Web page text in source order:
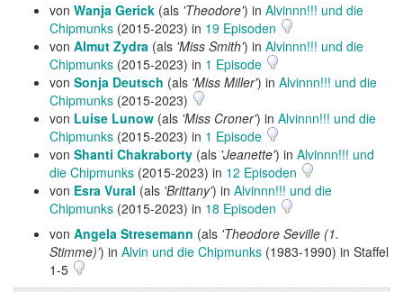
von Wanja Gerick (als 'Theodore') in Alvinnn!!! und die
Chipmunks (2015-2023) in 19 Episoden
von Almut Zydra (als 'Miss Smith') in Alvinnn!!! und die
Chipmunks (2015-2023) in 1 Episode
von Sonja Deutsch (als 'Miss Miller') in Alvinnn!!! und die
Chipmunks (2015-2023)
von Luise Lunow (als 'Miss Croner') in Alvinnn!!! und die
Chipmunks (2015-2023) in 1 Episode
von Shanti Chakraborty (als 'Jeanette') in Alvinnn!!! und
die Chipmunks (2015-2023) in 12 Episoden
von Esra Vural (als 'Brittany') in Alvinnn!!! und die
Chipmunks (2015-2023) in 18 Episoden
von Angela Stresemann (als 'Theodore Seville (1.
Stimme)') in Alvin und die Chipmunks (1983-1990) in Staffel
1-5